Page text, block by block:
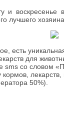
и
лучшего хозяина.
есть
для
sms со
50%).